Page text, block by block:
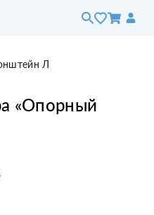
Л
«Опорный